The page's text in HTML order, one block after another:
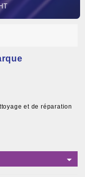
et de réparation
